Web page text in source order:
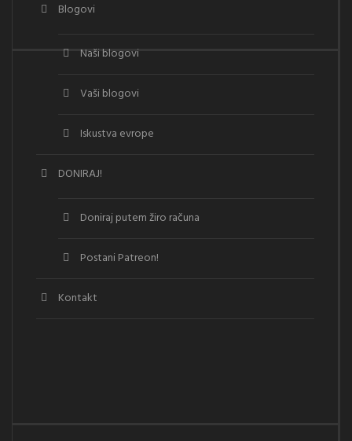
Blogovi
Naši blogovi
Vaši blogovi
Iskustva evrope
DONIRAJ!
Doniraj putem žiro računa
Postani Patreon!
Kontakt